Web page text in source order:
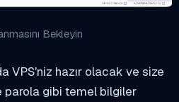
Bekleyin
VPS'niz hazır olacak ve size
parola gibi temel bilgiler